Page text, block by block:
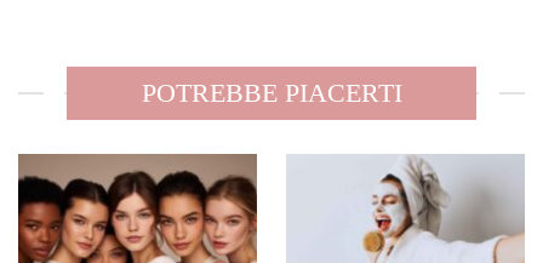
POTREBBE PIACERTI